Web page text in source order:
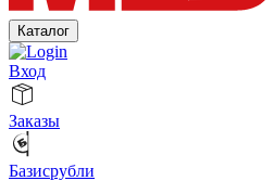
Каталог
Вход
Заказы
Базисрубли